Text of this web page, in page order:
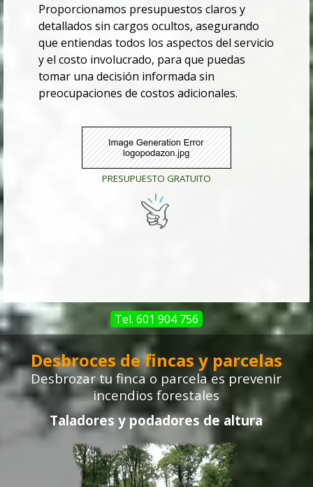
Proporcionamos presupuestos claros y
detallados sin cargos ocultos, asegurando
que entiendas todos los aspectos del servicio
y el costo involucrado, para que puedas
tomar una decisión informada sin
preocupaciones de costos adicionales.
PRESUPUESTO GRATUITO
Tel. 601 904 756
Desbroces de fincas y parcelas
Desbrozar tu finca o parcelaes prevenir
incendios forestales
Taladores y podadores de altura